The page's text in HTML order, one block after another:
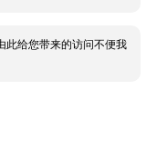
此给您带来的访问不便我